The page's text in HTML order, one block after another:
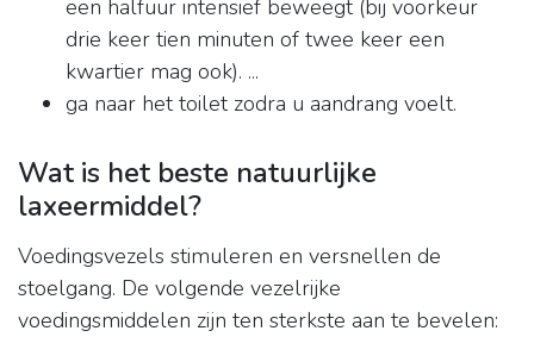
een halfuur intensief beweegt (bij voorkeur
drie keer tien minuten of twee keer een
kwartier mag ook). ...
ga naar het toilet zodra u aandrang voelt.
Wat is het beste natuurlijke
laxeermiddel?
Voedingsvezels stimuleren en versnellen de
stoelgang. De volgende vezelrijke
voedingsmiddelen zijn ten sterkste aan te bevelen: